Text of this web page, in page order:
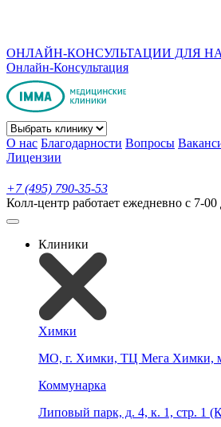
ОНЛАЙН-КОНСУЛЬТАЦИИ ДЛЯ
Онлайн-Консультация
О нас Благодарности Вопросы
Лицензии
+7 (495) 790-35-53
Колл-центр работает ежедневно с 7-00
Клиники
Химки
МО, г. Химки, ТЦ Мега Химки,
Коммунарка
Липовый парк, д. 4, к. 1, стр. 1